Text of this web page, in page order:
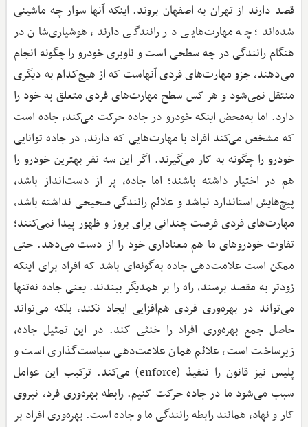
قصد دارند از تهران به اصفهان بروند. اینکه آنها سوار چه ماشینی
شده‌‌اند؛ چه مهارت‌هایی در رانندگی دارند، هوشیاری‌‌شان در
هنگام رانندگی در چه سطحی است و ناوبری خودرو را چگونه انجام
می‌دهند، جزو مهارت‌های فردی آنهاست که از هیچ‌کدام به دیگری
منتقل نمی‌شود و هر کس سطح مهارت‌های فردی متعلق به خود را
دارد. اما به‌محض اینکه خودرو در جاده حرکت می‌کند، جاده است
که مشخص می‌کند افراد با مهارت‌هایی که دارند، در جاده توانایی
خودرو را چگونه به کار می‌گیرند. اگر این سه نفر بهترین خودرو را
هم در اختیار داشته باشند؛ اما جاده، پر از دست‌انداز باشد،
پیچ‌هایش استاندارد نباشد و علائم رانندگی صحیحی نداشته باشد،
مهارت‌های فردی فرصت چندانی برای بروز و ظهور پیدا نمی‌کنند؛
تفاوت خودروهای ما هم معناداری خود را از دست می‌دهد. حتی
ممکن است علامت‌دهی جاده به‌گونه‌ای باشد که افراد برای اینکه
زودتر به مقصد برسند، راه را بر همدیگر ببندند. یعنی جاده نه‌تنها
می‌تواند در بهره‌وری فردی هم‌افزایی ایجاد نکند، بلکه می‌تواند
حاصل جمع بهره‌وری افراد را خنثی کند. در این تمثیل جاده،
زیرساخت است، علائم همان علامت‌دهی سیاست‌گذاری است و
پلیس نیز قانون را تنفیذ (enforce) می‌کند. ترکیب این عوامل
سبب می‌شود ما در جاده حرکت کنیم. رابطه بهره‌وری فرد، نیروی
کار و نهاد، همانند رابطه رانندگی ما و جاده است. بهره‌وری افراد بر